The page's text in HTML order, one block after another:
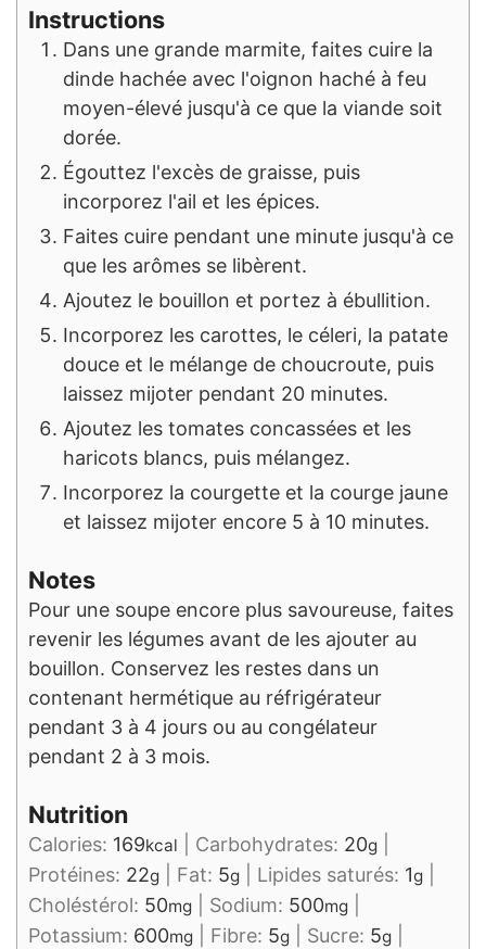
Instructions
Dans une grande marmite, faites cuire la
dinde hachée avec l'oignon haché à feu
moyen-élevé jusqu'à ce que la viande soit
dorée.
Égouttez l'excès de graisse, puis
incorporez l'ail et les épices.
Faites cuire pendant une minute jusqu'à ce
que les arômes se libèrent.
Ajoutez le bouillon et portez à ébullition.
Incorporez les carottes, le céleri, la patate
douce et le mélange de choucroute, puis
laissez mijoter pendant 20 minutes.
Ajoutez les tomates concassées et les
haricots blancs, puis mélangez.
Incorporez la courgette et la courge jaune
et laissez mijoter encore 5 à 10 minutes.
Notes
Pour une soupe encore plus savoureuse, faites
revenir les légumes avant de les ajouter au
bouillon. Conservez les restes dans un
contenant hermétique au réfrigérateur
pendant 3 à 4 jours ou au congélateur
pendant 2 à 3 mois.
Nutrition
Calories: 169kcal Carbohydrates: 20g
Protéines: 22g Fat: 5g Lipides saturés: 1g
Choléstérol: 50mg Sodium: 500mg
Potassium: 600mg Fibre: 5g Sucre: 5g